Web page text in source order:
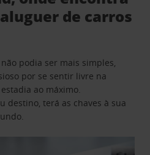
de carros
podia ser mais simples,
por se sentir livre na
ao máximo.
destino, terá as chaves à sua